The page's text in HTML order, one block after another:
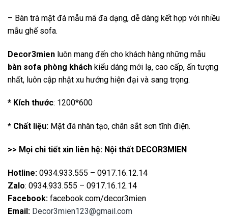
– Bàn trà mặt đá mẫu mã đa dạng, dễ dàng kết hợp với nhiều
mẫu ghế sofa.
Decor3mien luôn mang đến cho khách hàng những mẫu
bàn sofa phòng khách kiểu dáng mới lạ, cao cấp, ấn tượng
nhất, luôn cập nhật xu hướng hiện đại và sang trọng.
* Kích thước: 1200*600
* Chất liệu: Mặt đá nhân tạo, chân sắt sơn tĩnh điện.
>> Mọi chi tiết xin liên hệ: Nội thất DECOR3MIEN
Hotline: 0934.933.555 – 0917.16.12.14
Zalo: 0934.933.555 – 0917.16.12.14
Facebook: facebook.com/decor3mien
Email: Decor3mien123@gmail.com